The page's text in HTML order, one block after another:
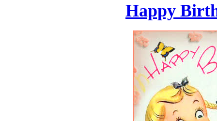
Happy